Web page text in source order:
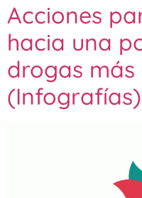
Acciones
hacia una
drogas más
(Infografías)